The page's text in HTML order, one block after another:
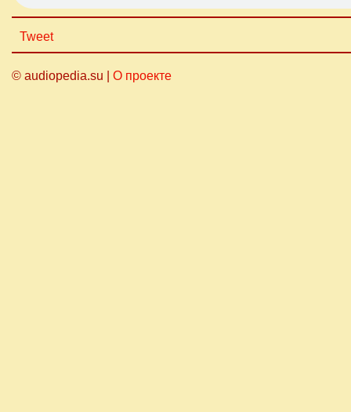
Tweet
© audiopedia.su | О проекте